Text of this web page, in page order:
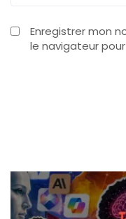
Enregistrer mon
le navigateur